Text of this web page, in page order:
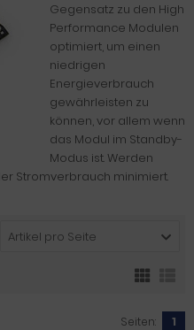
Gegensatz zu den High
Performance Modulen
optimiert, um einen
niedrigen
Energieverbrauch
gewährleisten zu
können, vor allem wenn
das Modul im Standby-
Modus ist. Werden
Stromverbrauch minimiert.
Artikel pro Seite
Seiten: 1